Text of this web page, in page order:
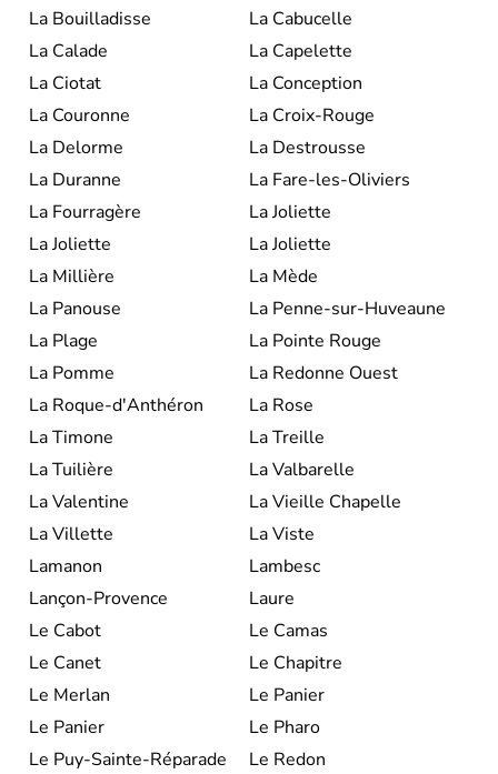
La Bouilladisse
La Cabucelle
La Calade
La Capelette
La Ciotat
La Conception
La Couronne
La Croix-Rouge
La Delorme
La Destrousse
La Duranne
La Fare-les-Oliviers
La Fourragère
La Joliette
La Joliette
La Joliette
La Millière
La Mède
La Panouse
La Penne-sur-Huveaune
La Plage
La Pointe Rouge
La Pomme
La Redonne Ouest
La Roque-d'Anthéron
La Rose
La Timone
La Treille
La Tuilière
La Valbarelle
La Valentine
La Vieille Chapelle
La Villette
La Viste
Lamanon
Lambesc
Lançon-Provence
Laure
Le Cabot
Le Camas
Le Canet
Le Chapitre
Le Merlan
Le Panier
Le Panier
Le Pharo
Le Puy-Sainte-Réparade
Le Redon